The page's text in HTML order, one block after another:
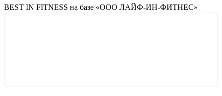
BEST IN FITNESS на базе «ООО ЛАЙФ-ИН-ФИТНЕС»